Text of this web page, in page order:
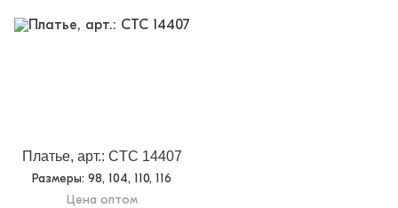
Платье, арт.: CTC 14407
Размеры: 98, 104, 110, 116
Цена оптом